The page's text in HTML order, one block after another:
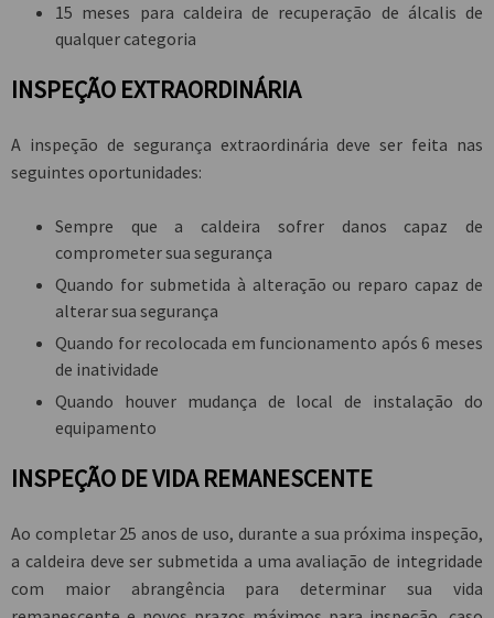
15 meses para caldeira de recuperação de álcalis de
qualquer categoria
INSPEÇÃO EXTRAORDINÁRIA
A inspeção de segurança extraordinária deve ser feita nas
seguintes oportunidades:
Sempre que a caldeira sofrer danos capaz de
comprometer sua segurança
Quando for submetida à alteração ou reparo capaz de
alterar sua segurança
Quando for recolocada em funcionamento após 6 meses
de inatividade
Quando houver mudança de local de instalação do
equipamento
INSPEÇÃO DE VIDA REMANESCENTE
Ao completar 25 anos de uso, durante a sua próxima inspeção,
a caldeira deve ser submetida a uma avaliação de integridade
com maior abrangência para determinar sua vida